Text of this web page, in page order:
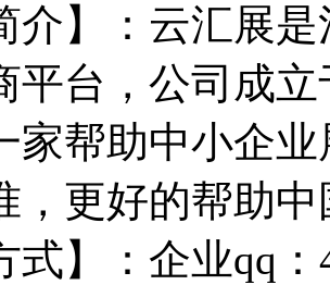
介】：云汇展
平台，公司成
家帮助中小企
，更好的帮助
式】：企业qq